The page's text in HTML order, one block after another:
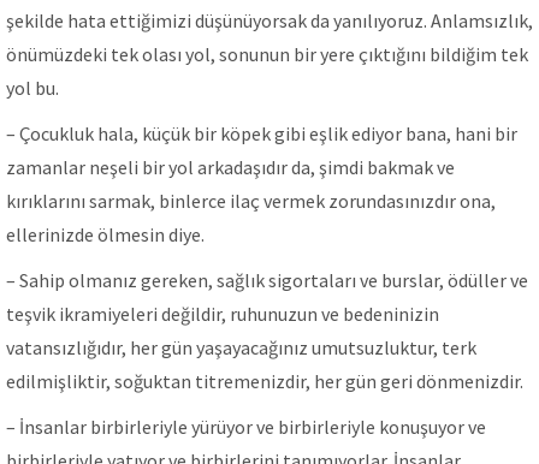
şekilde hata ettiğimizi düşünüyorsak da yanılıyoruz. Anlamsızlık,
önümüzdeki tek olası yol, sonunun bir yere çıktığını bildiğim tek
yol bu.
– Çocukluk hala, küçük bir köpek gibi eşlik ediyor bana, hani bir
zamanlar neşeli bir yol arkadaşıdır da, şimdi bakmak ve
kırıklarını sarmak, binlerce ilaç vermek zorundasınızdır ona,
ellerinizde ölmesin diye.
– Sahip olmanız gereken, sağlık sigortaları ve burslar, ödüller ve
teşvik ikramiyeleri değildir, ruhunuzun ve bedeninizin
vatansızlığıdır, her gün yaşayacağınız umutsuzluktur, terk
edilmişliktir, soğuktan titremenizdir, her gün geri dönmenizdir.
– İnsanlar birbirleriyle yürüyor ve birbirleriyle konuşuyor ve